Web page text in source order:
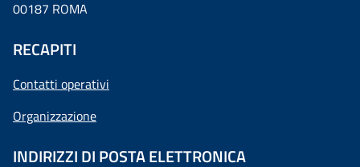
00187 ROMA
RECAPITI
Contatti operativi
Organizzazione
INDIRIZZI DI POSTA ELETTRONICA